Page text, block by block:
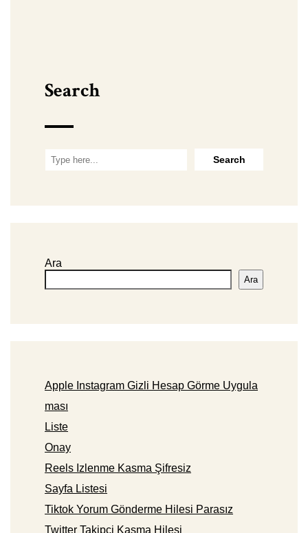
Search
Ara
Ara
Apple Instagram Gizli Hesap Görme Uygula
ması
Liste
Onay
Reels Izlenme Kasma Şifresiz
Sayfa Listesi
Tiktok Yorum Gönderme Hilesi Parasız
Twitter Takipçi Kasma Hilesi